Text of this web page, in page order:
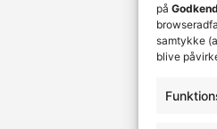
på
samtykke
blive